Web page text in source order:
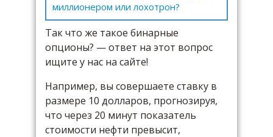
миллионером или лохотрон?
Так что же такое бинарные
опционы? — ответ на этот вопрос
ищите у нас на сайте!
Например, вы совершаете ставку в
размере 10 долларов, прогнозируя,
что через 20 минут показатель
стоимости нефти превысит,